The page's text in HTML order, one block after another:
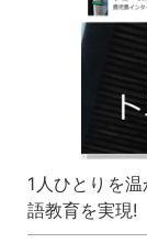
1人ひとりを
語教育を実現!